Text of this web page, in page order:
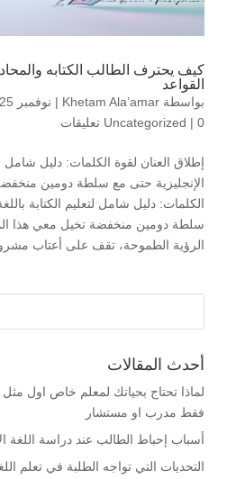
كيف يحترف الطالب الكتابه
القواعد
بواسطة Khetam Ala’amar
| نوفمبر 25, 2025
Uncategorized |0 تعليقات
إطلاق العنان لقوة الكلمات: دليل شامل
الإنجليزية حتى مع سلطة دومين
الكلمات: دليل شامل لتعليم الكتابة
سلطة دومين منخفضة تخيل معي هذا
الرؤية الطموحة، تقف على أعتاب
أحدث المقالات
لماذا تحتاج بحياتك لمعلم خاص اول
فقط مدرب او مستشار
أسباب إحباط الطالب عند دراسة اللغة
التحديات التي تواجه الطلبة في تعلم